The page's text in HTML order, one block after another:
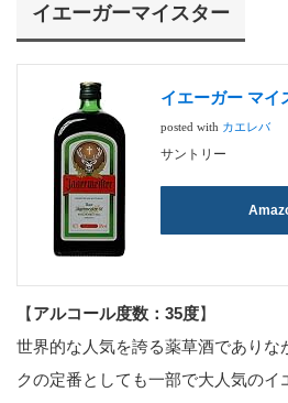
イエーガーマイスター
イエーガー マイ
posted with カエレバ
サントリー
【アルコール度数：35度】
世界的な人気を誇る薬草酒でありな
クの定番としても一部で大人気のイ